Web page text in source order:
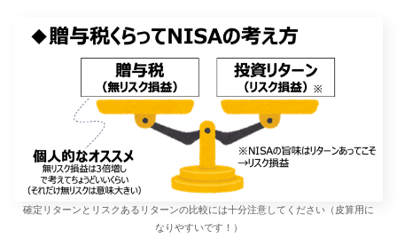
確定リターンとリスクあるリターンの比較には十分注意してください（皮算用に
なりやすいです！）